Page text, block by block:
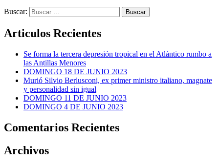
Buscar:
Articulos Recientes
Se forma la tercera depresión tropical en el Atlántico rumbo a
las Antillas Menores
DOMINGO 18 DE JUNIO 2023
Murió Silvio Berlusconi, ex primer ministro italiano, magnate
y personalidad sin igual
DOMINGO 11 DE JUNIO 2023
DOMINGO 4 DE JUNIO 2023
Comentarios Recientes
Archivos